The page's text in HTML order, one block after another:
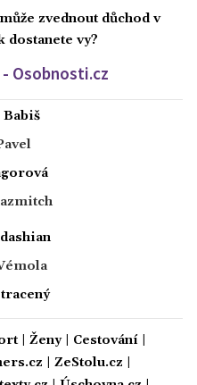
zvednout důchod v
dostanete vy?
Osobnosti.cz
| Ženy| Cestování|
ZeStolu.cz